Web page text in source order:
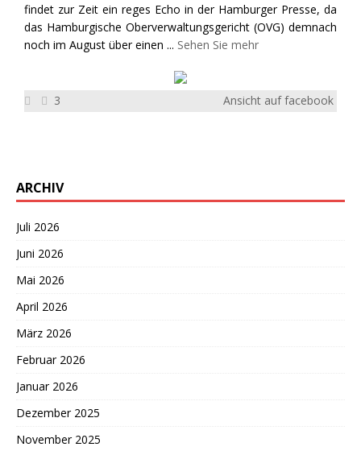
findet zur Zeit ein reges Echo in der Hamburger Presse, da
das Hamburgische Oberverwaltungsgericht (OVG) demnach
noch im August über einen ... Sehen Sie mehr
3 Ansicht auf facebook
ARCHIV
Juli 2026
Juni 2026
Mai 2026
April 2026
März 2026
Februar 2026
Januar 2026
Dezember 2025
November 2025